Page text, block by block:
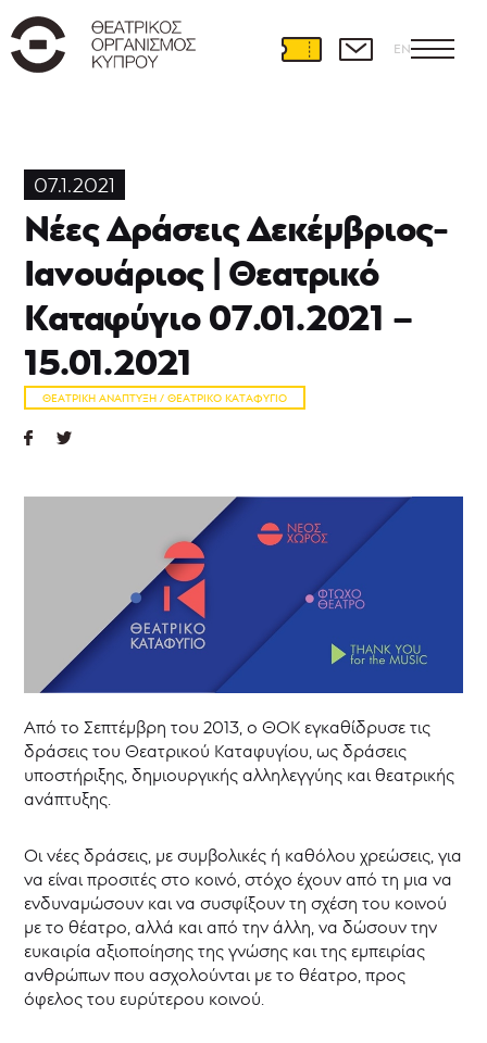
EN
07.1.2021
Νέες Δράσεις Δεκέμβριος-
Ιανουάριος | Θεατρικό
Καταφύγιο 07.01.2021 –
15.01.2021
ΘΕΑΤΡΙΚΉ ΑΝΆΠΤΥΞΗ / ΘΕΑΤΡΙΚΌ ΚΑΤΑΦΎΓΙΟ
Από το Σεπτέμβρη του 2013, ο ΘΟΚ εγκαθίδρυσε τις
δράσεις του Θεατρικού Καταφυγίου, ως δράσεις
υποστήριξης, δημιουργικής αλληλεγγύης και θεατρικής
ανάπτυξης.
Οι νέες δράσεις, με συμβολικές ή καθόλου χρεώσεις, για
να είναι προσιτές στο κοινό, στόχο έχουν από τη μια να
ενδυναμώσουν και να συσφίξουν τη σχέση του κοινού
με το θέατρο, αλλά και από την άλλη, να δώσουν την
ευκαιρία αξιοποίησης της γνώσης και της εμπειρίας
ανθρώπων που ασχολούνται με το θέατρο, προς
όφελος του ευρύτερου κοινού.
Διεθνείς
συνεργασίες
και
Εκπαιδευτικά
προγράμματα
Ερασιτεχνικό
θέατρο
γραφή
Επιχορηγήσεις
Νέα